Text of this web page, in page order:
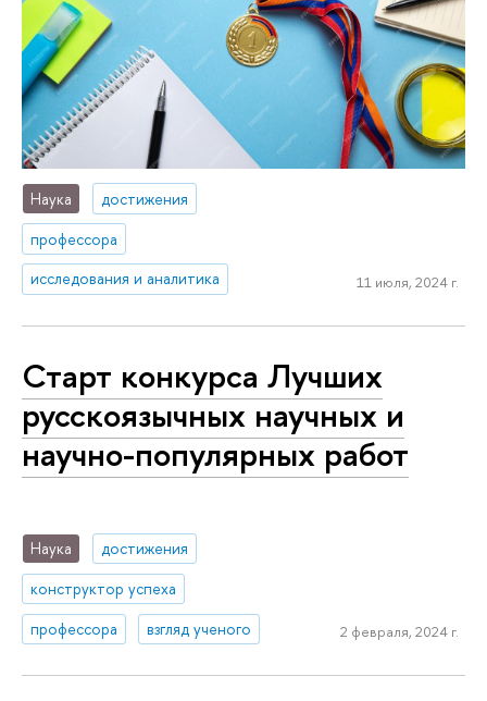
Наука
достижения
профессора
исследования и аналитика
11 июля, 2024 г.
Старт конкурса Лучших
русскоязычных научных и
научно-популярных работ
Наука
достижения
конструктор успеха
профессора
взгляд ученого 2 февраля, 2024 г.